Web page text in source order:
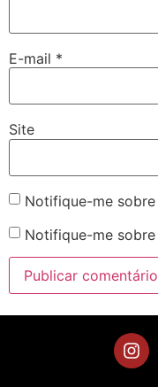
E-mail *
Site
Notifique-me
Notifique-me